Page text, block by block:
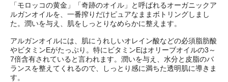
「モロッコの黄金」「奇跡のオイル」と呼ばれるオーガニックア
ルガンオイルを、一番搾りだけピュアなままボトリングしまし
た。潤いを与え、肌をしっとりなめらかに整えます。
アルガンオイルには、肌にうれしいオレイン酸などの必須脂肪酸
やビタミンEがたっぷり。特にビタミンEはオリーブオイルの3～
7倍含有されていると言われます。潤いを与え、水分と皮脂のバ
ランスを整えてくれるので、しっとり感に満ちた透明肌に導きま
す。